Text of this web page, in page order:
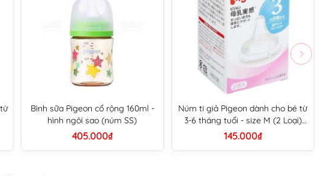
Bình sữa Pigeon cổ rộng 160ml -
hình ngôi sao (núm SS)
405.000₫
Núm ti giả Pigeon dành cho bé từ
3-6 tháng tuổi - size M (2 Loại)
(Hồng (hình táo))
145.000₫